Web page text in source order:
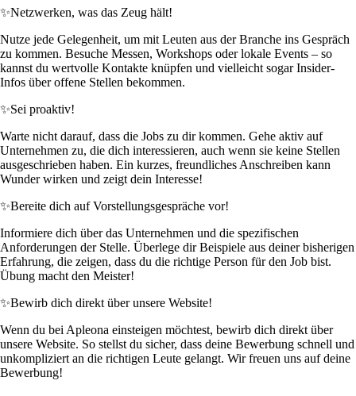
✨Netzwerken, was das Zeug hält!
Nutze jede Gelegenheit, um mit Leuten aus der Branche ins Gespräch
zu kommen. Besuche Messen, Workshops oder lokale Events – so
kannst du wertvolle Kontakte knüpfen und vielleicht sogar Insider-
Infos über offene Stellen bekommen.
✨Sei proaktiv!
Warte nicht darauf, dass die Jobs zu dir kommen. Gehe aktiv auf
Unternehmen zu, die dich interessieren, auch wenn sie keine Stellen
ausgeschrieben haben. Ein kurzes, freundliches Anschreiben kann
Wunder wirken und zeigt dein Interesse!
✨Bereite dich auf Vorstellungsgespräche vor!
Informiere dich über das Unternehmen und die spezifischen
Anforderungen der Stelle. Überlege dir Beispiele aus deiner bisherigen
Erfahrung, die zeigen, dass du die richtige Person für den Job bist.
Übung macht den Meister!
✨Bewirb dich direkt über unsere Website!
Wenn du bei Apleona einsteigen möchtest, bewirb dich direkt über
unsere Website. So stellst du sicher, dass deine Bewerbung schnell und
unkompliziert an die richtigen Leute gelangt. Wir freuen uns auf deine
Bewerbung!